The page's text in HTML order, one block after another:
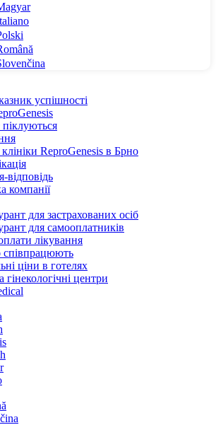
успішності
ReproGenesis в Брно
відповідь
компанії
для застрахованих осіб
для самооплатників
лікування
ціни в готелях
гінекологічні центри